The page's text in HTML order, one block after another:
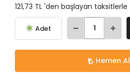
121,73 TL 'den başlayan taksitlerle
Adet
Hemen Al